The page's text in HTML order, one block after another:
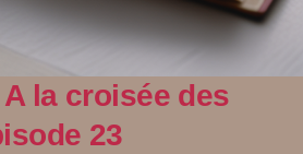
la croisée des
23